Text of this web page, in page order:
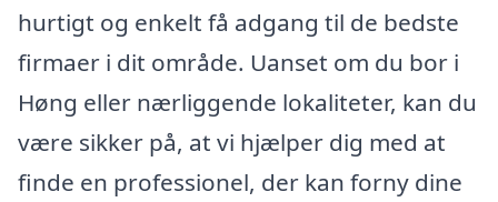
hurtigt og enkelt få adgang til de bedste
firmaer i dit område. Uanset om du bor i
Høng eller nærliggende lokaliteter, kan du
være sikker på, at vi hjælper dig med at
finde en professionel, der kan forny dine